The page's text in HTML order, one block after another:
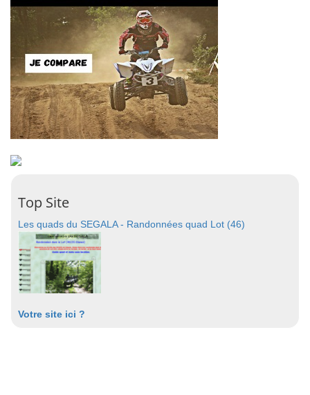
Top Site
Les quads du SEGALA - Randonnées quad Lot (46)
Votre site ici ?